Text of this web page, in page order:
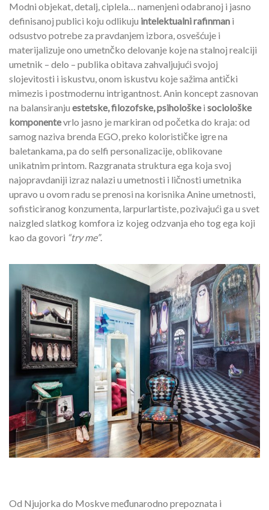
Modni objekat, detalj, ciplela… namenjeni odabranoj i jasno
definisanoj publici koju odlikuju intelektualni rafinman i
odsustvo potrebe za pravdanjem izbora, osvešćuje i
materijalizuje ono umetnčko delovanje koje na stalnoj realciji
umetnik – delo – publika obitava zahvaljujući svojoj
slojevitosti i iskustvu, onom iskustvu koje sažima antički
mimezis i postmodernu intrigantnost. Anin koncept zasnovan
na balansiranju estetske, filozofske, psihološkei sociološke
komponentevrlo jasno je markiran od početka do kraja: od
samog naziva brenda EGO, preko kolorističke igre na
baletankama, pa do selfi personalizacije, oblikovane
unikatnim printom. Razgranata struktura ega koja svoj
najopravdaniji izraz nalazi u umetnosti i ličnosti umetnika
upravo u ovom radu se prenosi na korisnika Anine umetnosti,
sofisticiranog konzumenta, larpurlartiste, pozivajući ga u svet
naizgled slatkog komfora iz kojeg odzvanja eho tog ega koji
kao da govori “try me”.
Od Njujorka do Moskve međunarodno prepoznata i